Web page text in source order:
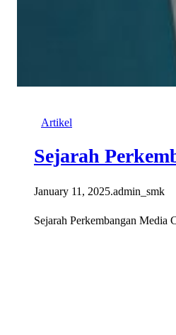
Artikel
Sejarah
January 11, 2025.admin_smk
Sejarah Perkembangan